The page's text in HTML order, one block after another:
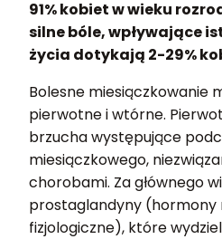
91% kobiet w wieku
silne bóle, wpływające
życia dotykają 2-29%
Bolesne miesiączkowanie
pierwotne i wtórne.
brzucha występujące
miesiączkowego,
chorobami. Za głównego
prostaglandyny (hormony
fizjologiczne), które